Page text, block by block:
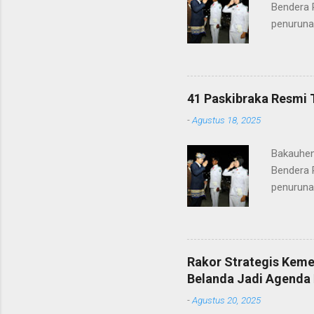
Bendera
ke-80
terima
Gunung
41 Paskibraka Resmi
-Agustus 18, 2025
Bendera
ke-80
terima
orang
Rakor Strategis
Belanda Jadi
-Agustus 20, 2025